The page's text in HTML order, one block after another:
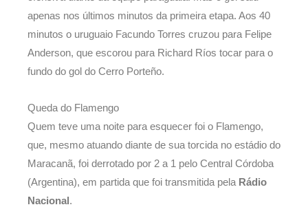
apenas nos últimos minutos da primeira etapa. Aos 40
minutos o uruguaio Facundo Torres cruzou para Felipe
Anderson, que escorou para Richard Ríos tocar para o
fundo do gol do Cerro Porteño.
Queda do Flamengo
Quem teve uma noite para esquecer foi o Flamengo,
que, mesmo atuando diante de sua torcida no estádio do
Maracanã, foi derrotado por 2 a 1 pelo Central Córdoba
(Argentina), em partida que foi transmitida pela Rádio
Nacional.